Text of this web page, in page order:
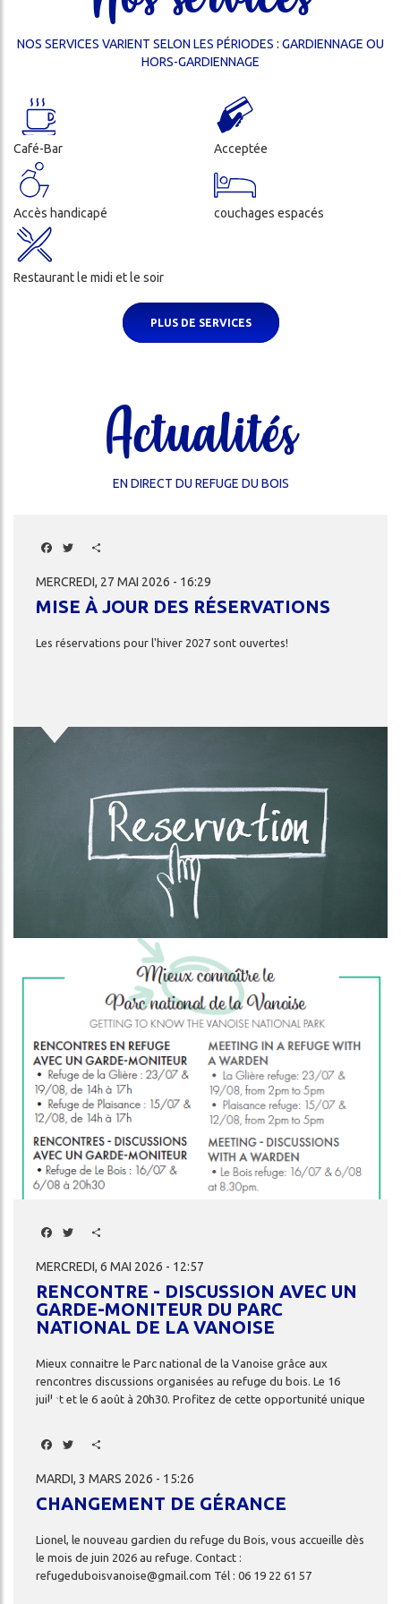
NOS SERVICES VARIENT SELON LES PÉRIODES : GARDIENNAGE OU
HORS-GARDIENNAGE
Café-Bar Acceptée
Accès handicapé couchages espacés
Restaurant le midi et le soir
PLUS DE SERVICES
Actualités
EN DIRECT DU REFUGE DU BOIS
Facebook
Twitter
MERCREDI, 27 MAI 2026 - 16:29
MISE À JOUR DES RÉSERVATIONS
Les réservations pour l'hiver 2027 sont ouvertes!
Image
Facebook
Twitter
MERCREDI, 6 MAI 2026 - 12:57
RENCONTRE - DISCUSSION AVEC UN
GARDE-MONITEUR DU PARC
NATIONAL DE LA VANOISE
Mieux connaitre le Parc national de la Vanoise grâce aux
rencontres discussions organisées au refuge du bois. Le 16
juillet et le 6 août à 20h30. Profitez de cette opportunité unique
Facebook
Twitter
MARDI, 3 MARS 2026 - 15:26
CHANGEMENT DE GÉRANCE
Lionel, le nouveau gardien du refuge du Bois, vous accueille dès
le mois de juin 2026 au refuge. Contact :
refugeduboisvanoise@gmail.com Tél : 06 19 22 61 57